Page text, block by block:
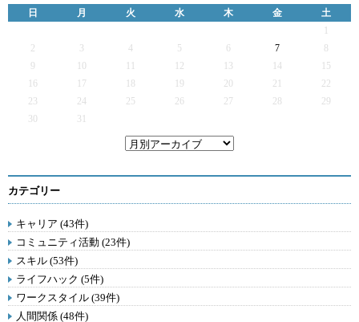
日 月 火 水 木 金
土
2
3 4 5 6 7
9
12 13 14
15
16
17 19 20 21
22
23
24 25 26 27 28
29
30
31
カテゴリー
キャリア (43件)
コミュニティ活動 (23件)
スキル (53件)
ライフハック (5件)
ワークスタイル (39件)
人間関係 (48件)